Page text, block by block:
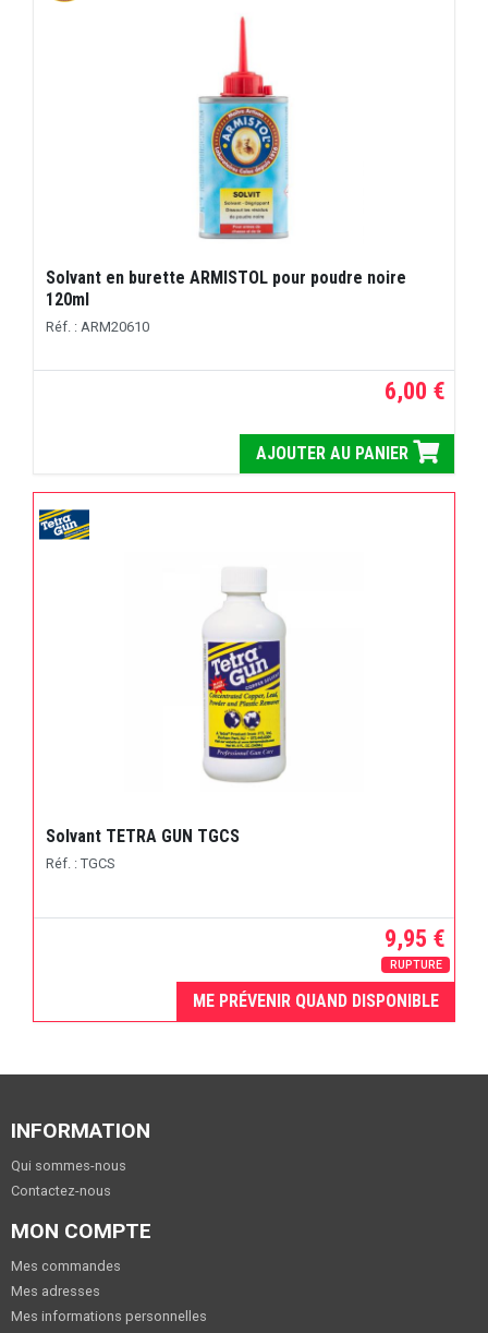
Solvant en burette ARMISTOL pour poudre noire
120ml
Réf. : ARM20610
6,00 €
AJOUTER AU PANIER
Solvant TETRA GUN TGCS
Réf. : TGCS
9,95 €
RUPTURE
ME PRÉVENIR QUAND DISPONIBLE
INFORMATION
Qui sommes-nous
Contactez-nous
MON COMPTE
Mes commandes
Mes adresses
Mes informations personnelles